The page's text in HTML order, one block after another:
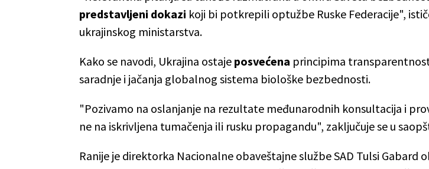
predstavljeni dokazi koji bi potkrepili optužbe Ruske Federacije",
ukrajinskog ministarstva.
Kako se navodi, Ukrajina ostaje posvećena principima
saradnje i jačanja globalnog sistema biološke bezbednosti.
"Pozivamo na oslanjanje na rezultate međunarodnih konsultacija i
ne na iskrivljena tumačenja ili rusku propagandu", zaključuje se u
Ranije je direktorka Nacionalne obaveštajne službe SAD Tulsi Gabard